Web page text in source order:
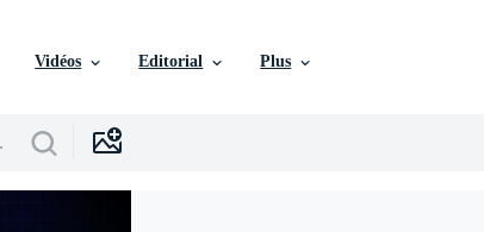
Vidéos Editorial Plus